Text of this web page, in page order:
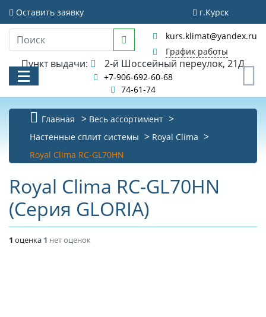
Оставить заявку г.Курск
kurs.klimat@yandex.ru
График работы
Пункт выдачи: 2-й Шоссейный переулок, 21Д
+7-906-692-60-68
74-61-74
КАТАЛОГ
УСЛУГИ
БИБЛИОТЕКА
НОВОСТИ
Главная
Весь ассортимент
Настенные сплит системы
Royal Clima
Royal Clima RC-GL70HN
Royal Clima RC-GL70HN
(Серия GLORIA)
1 оценка 1 нет оценок